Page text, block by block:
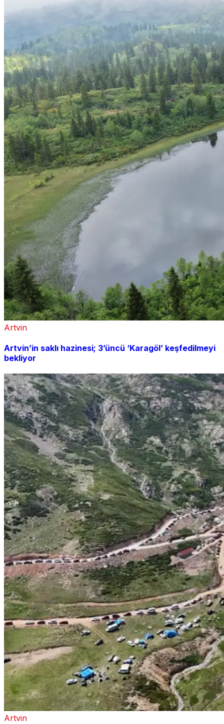
Artvin
Artvin’in saklı hazinesi; 3’üncü ‘Karagöl’ keşfedilmeyi
bekliyor
Artvin